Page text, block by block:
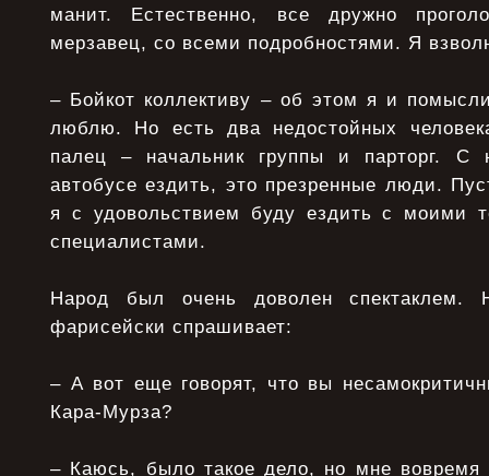
манит. Естественно, все дружно
мерзавец, со всеми подробностями. Я
– Бойкот коллективу – об этом я и
люблю. Но есть два недостойных
палец – начальник группы и парторг.
автобусе ездить, это презренные люди.
я с удовольствием буду ездить с моими
специалистами.
Народ был очень доволен спектаклем.
фарисейски спрашивает:
– А вот еще говорят, что вы
Кара-Мурза?
– Каюсь, было такое дело, но мне вовремя